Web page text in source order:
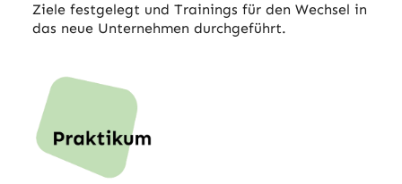
Ziele festgelegt und Trainings für den Wechsel in
das neue Unternehmen durchgeführt.